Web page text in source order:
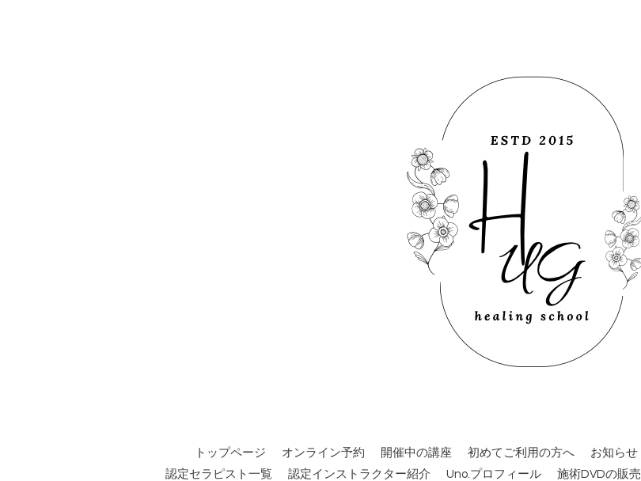
トップページ オンライン予約 開催中の講座 初めてご利用の方へ お知らせ
認定セラピスト一覧
認定インストラクター紹介 Uno.プロフィール 施術DVDの販売